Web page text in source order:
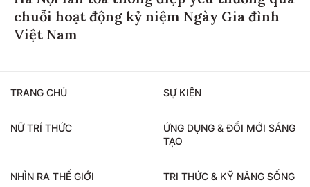
chuỗi hoạt động kỷ niệm Ngày Gia đình
Việt Nam
TRANG CHỦ SỰ KIỆN
NỮ TRÍ THỨC
ỨNG DỤNG & ĐỔI MỚI SÁNG
TẠO
NHÌN RA THẾ GIỚI TRI THỨC & KỸ NĂNG SỐNG